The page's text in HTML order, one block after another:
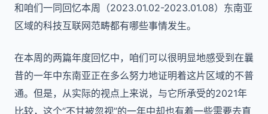
和咱们一同回忆本周（2023.01.02-2023.01.08）东南亚
区域的科技互联网范畴都有哪些事情发生。
在本周的两篇年度回忆中，咱们可以很明显地感受到在曩
昔的一年中东南亚正在多么努力地证明着这片区域的不普
通。但是，从实际的视点上来说，与它所承受的2021年
比较，这个“不甘被忽视”的一年中却也有着一些需要去直